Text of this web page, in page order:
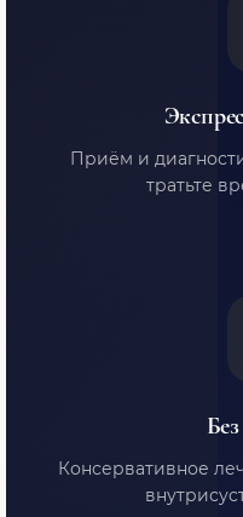
Приём и
тратьте
Консервативное